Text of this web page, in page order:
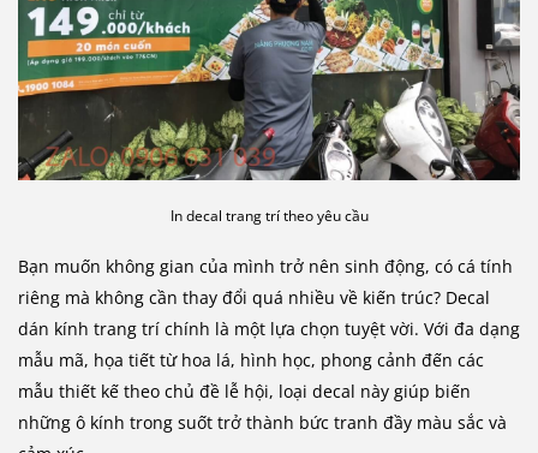
In decal trang trí theo yêu cầu
Bạn muốn không gian của mình trở nên sinh động, có cá tính
riêng mà không cần thay đổi quá nhiều về kiến trúc? Decal
dán kính trang trí chính là một lựa chọn tuyệt vời. Với đa dạng
mẫu mã, họa tiết từ hoa lá, hình học, phong cảnh đến các
mẫu thiết kế theo chủ đề lễ hội, loại decal này giúp biến
những ô kính trong suốt trở thành bức tranh đầy màu sắc và